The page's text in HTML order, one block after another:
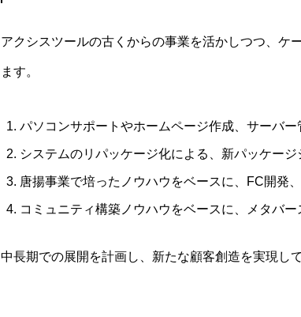
アクシスツールの古くからの事業を活かしつつ、ケ
ます。
パソコンサポートやホームページ作成、サーバ
システムのリパッケージ化による、新パッケー
唐揚事業で培ったノウハウをベースに、FC開発
コミュニティ構築ノウハウをベースに、メタバー
中長期での展開を計画し、新たな顧客創造を実現し